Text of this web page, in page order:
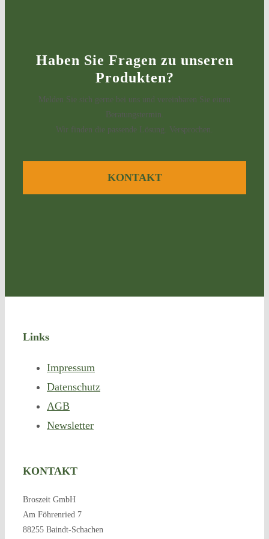
Haben Sie Fragen zu unseren
Produkten?
Melden Sie sich gerne bei uns und vereinbaren Sie einen
Beratungstermin.
Wir finden die passende Lösung. Versprochen.
KONTAKT
Links
Impres­sum
Daten­schutz
AGB
News­let­ter
KON­TAKT
Bro­szeit GmbH
Am Föh­ren­ried 7
88255 Baindt-Schachen